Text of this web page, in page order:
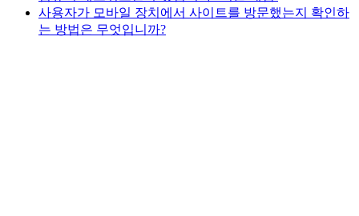
사용자가 모바일 장치에서 사이트를 방문했는지 확인하
는 방법은 무엇입니까?